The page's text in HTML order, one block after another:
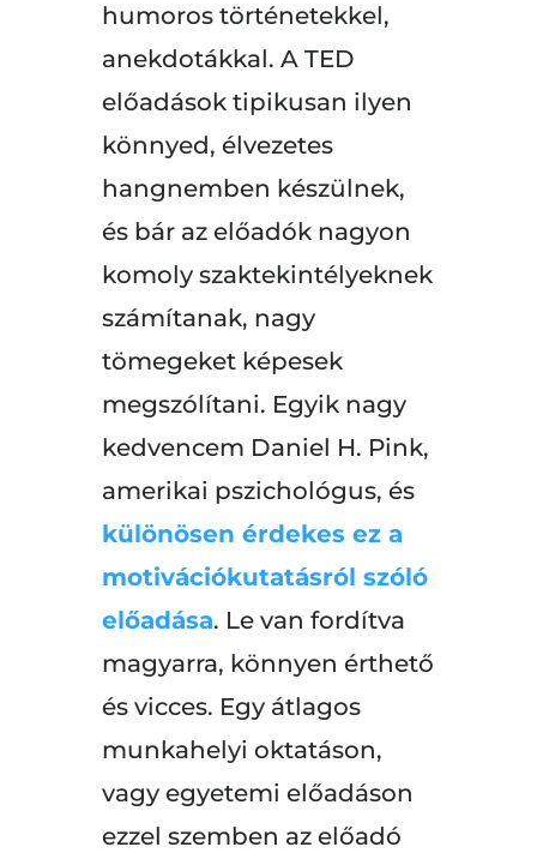
humoros történetekkel,
anekdotákkal. A TED
előadások tipikusan ilyen
könnyed, élvezetes
hangnemben készülnek,
és bár az előadók nagyon
komoly szaktekintélyeknek
számítanak, nagy
tömegeket képesek
megszólítani. Egyik nagy
kedvencem Daniel H. Pink,
amerikai pszichológus, és
különösen érdekes ez a
motivációkutatásról szóló
előadása. Le van fordítva
magyarra, könnyen érthető
és vicces. Egy átlagos
munkahelyi oktatáson,
vagy egyetemi előadáson
ezzel szemben az előadó